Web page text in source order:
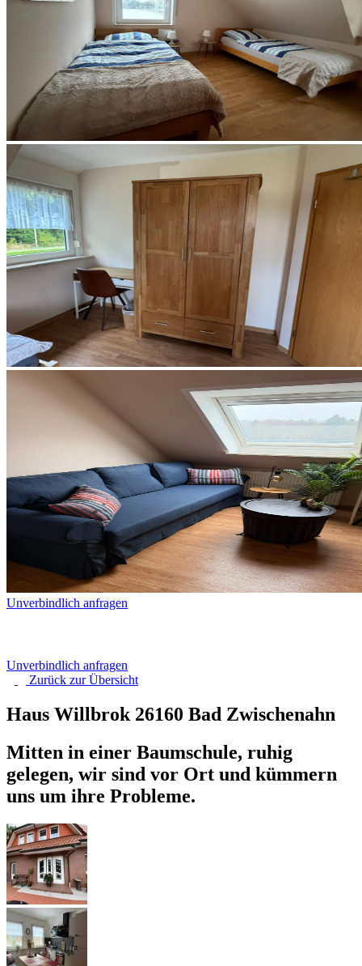
Unverbindlich anfragen
Unverbindlich anfragen
Zurück zurÜbersicht
Haus Willbrok 26160 Bad Zwischenahn
Mitten in einer Baumschule, ruhig
gelegen, wir sind vor Ort und kümmern
uns um ihre Probleme.